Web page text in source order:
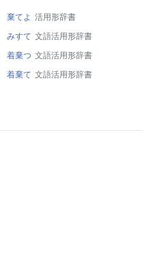
棄てよ 活用形辞書
みすて 文語活用形辞書
着棄つ 文語活用形辞書
着棄て 文語活用形辞書